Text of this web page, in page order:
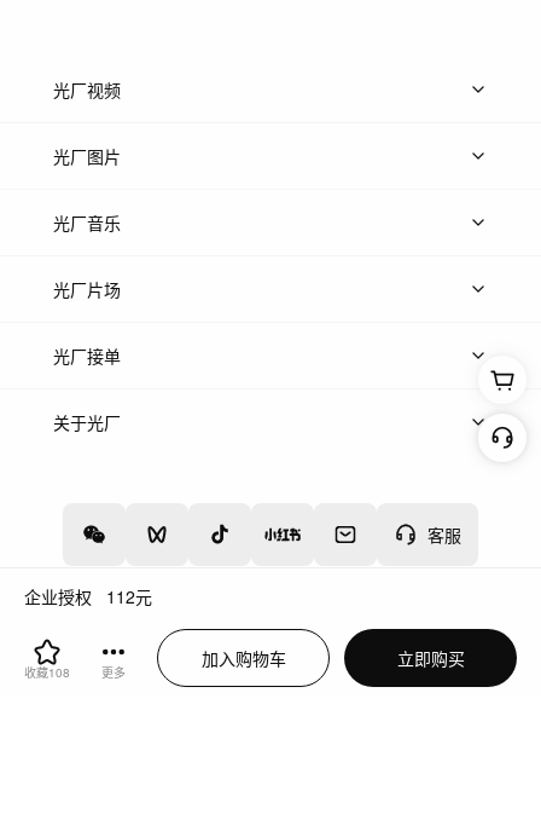
企业授权 112元
收藏108 更多
加入购物车 立即购买
客服
光厂视频
上传视频
光厂图片
上传图片
光厂音乐
热门音乐
光厂片场
上传案例
光厂接单
上架服务
关于光厂
增值电信业务经营许可证：川B2-20160192
蜀ICP备12020238号-4
川公网安备51019002000262 违法和不良信息举报中心